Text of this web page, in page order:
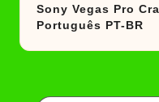
Sony Vegas Pro
Português PT-BR